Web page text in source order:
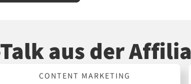
aus der
CONTENT MARKETING